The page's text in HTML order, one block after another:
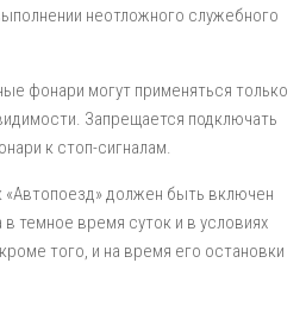
неотложного служебного
фонари могут применяться только
Запрещается подключать
к стоп-сигналам.
«Автопоезд» должен быть включен
темное время суток и в условиях
того, и на время его остановки